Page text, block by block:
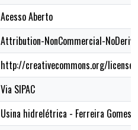
Acesso Aberto
Attribution-NonCommercial-
http://creativecommons.org/
Via SIPAC
Usina hidrelétrica - Ferreira Gomes